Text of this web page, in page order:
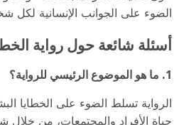
الضوء على الجوانب الإنسانية لكل
أسئلة شائعة حول رواية
1. ما هو الموضوع الرئيسي للرواية؟
الرواية تسلط الضوء على الخطايا
حياة الأفراد والمجتمعات، من